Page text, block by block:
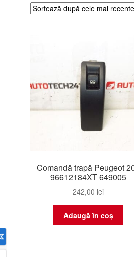
Comandă trapă Peugeot
96612184XT 649005
242,00 lei
Adaugă în coș